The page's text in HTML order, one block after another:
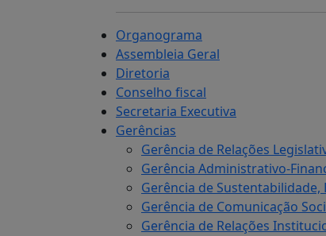
Organograma
Assembleia Geral
Diretoria
Conselho fiscal
Secretaria Executiva
Gerências
Gerência de Relações
Gerência Administrativo-
Gerência de Sustentabilidade,
Gerência de Comunicação
Gerência de Relações